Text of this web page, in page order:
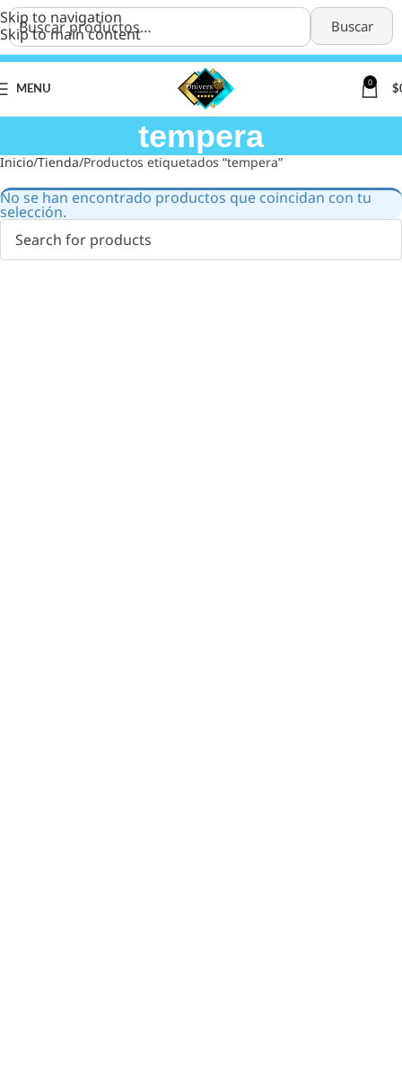
Buscar
Skip to navigation
Skip to main content
MENU
0
$
tempera
Inicio Tienda Productos etiquetados “tempera”
No se han encontrado productos que coincidan con tu
selección.